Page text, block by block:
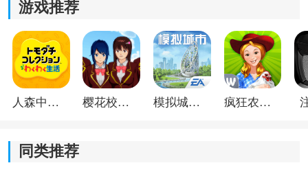
新手引导： 提供全方位新手教程，玩法直观易懂，体验
模式可先熟悉规则，真正靠技巧说话的竞技平台。
实时竞技：无需等待，海量真实玩家在线对战，成千上
万的对手随时可挑战。
游戏推荐
人森中文版 樱花校园模拟器1.048.00中文版 模拟城市我是巿长联机版 疯狂农场3美国派19
同类推荐